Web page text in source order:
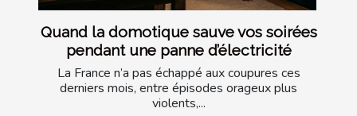
Quand la domotique sauve vos soirées
pendant une panne d’électricité
La France n’a pas échappé aux coupures ces
derniers mois, entre épisodes orageux plus
violents,...